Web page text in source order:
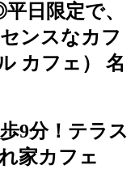
日限定で、
ンスなカフ
カフェ） 名
9分！テラス
家カフェ